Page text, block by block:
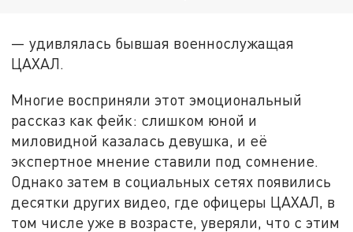
— удивлялась бывшая военнослужащая
ЦАХАЛ.
Многие восприняли этот эмоциональный
рассказ как фейк: слишком юной и
миловидной казалась девушка, и её
экспертное мнение ставили под сомнение.
Однако затем в социальных сетях появились
десятки других видео, где офицеры ЦАХАЛ, в
том числе уже в возрасте, уверяли, что с этим